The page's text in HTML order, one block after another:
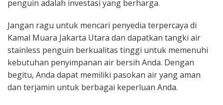
penguin adalah investasi yang berharga.
Jangan ragu untuk mencari penyedia terpercaya di
Kamal Muara Jakarta Utara dan dapatkan tangki air
stainless penguin berkualitas tinggi untuk memenuhi
kebutuhan penyimpanan air bersih Anda. Dengan
begitu, Anda dapat memiliki pasokan air yang aman
dan terjamin untuk berbagai keperluan Anda.